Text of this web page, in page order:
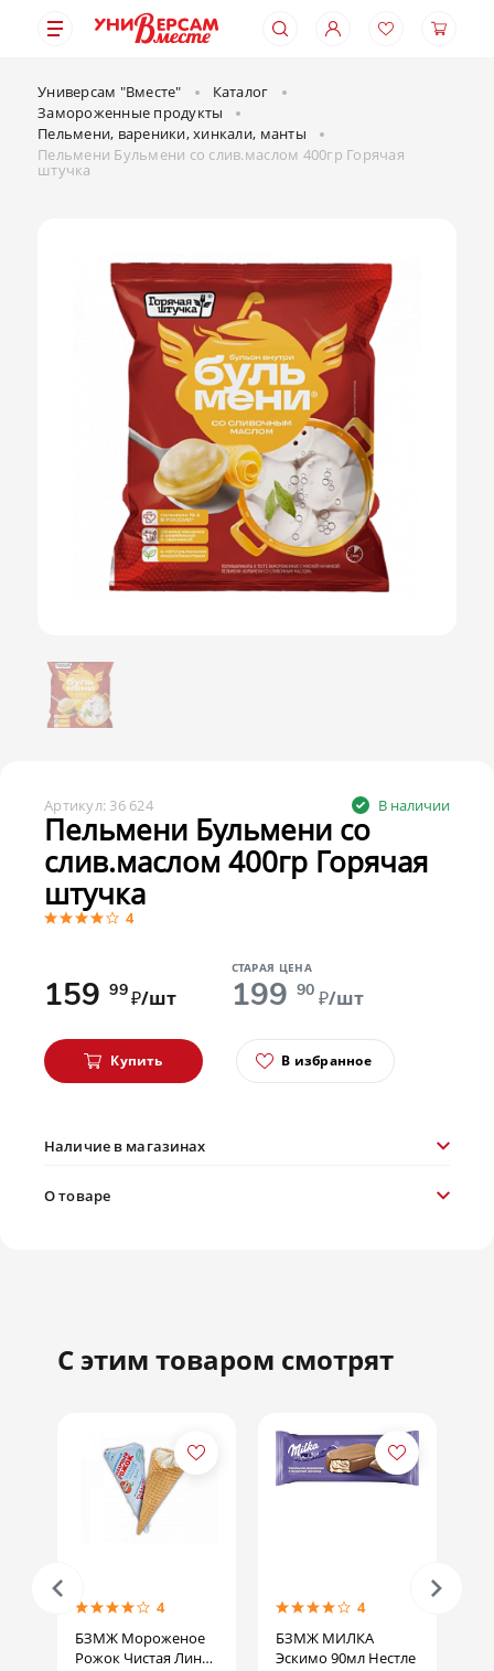
Универсам "Вместе"
Каталог
Замороженные продукты
Пельмени, вареники, хинкали, манты
Пельмени Бульмени со слив.маслом 400гр Горячая
штучка
Артикул: 36 624 В наличии
Пельмени Бульмени со
слив.маслом 400гр Горячая
штучка
4
159 99₽/шт
СТАРАЯ ЦЕНА
199 90 ₽/шт
Купить В избранное
Наличие в магазинах
О товаре
С этим товаром смотрят
БЗМЖ МИЛКА
Эскимо 90мл Нестле
Блинчики Морозко
с мясом 420г